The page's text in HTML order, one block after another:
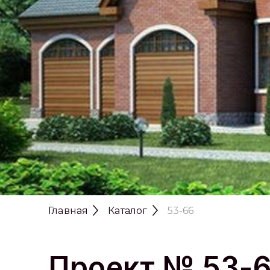
Главная Каталог 53-66